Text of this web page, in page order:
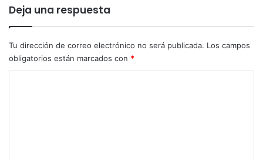
Deja una respuesta
Tu dirección de correo electrónico no será publicada. Los campos
obligatorios están marcados con *